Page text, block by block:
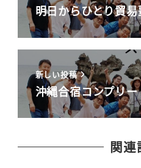
明日からひとり貿
新しい投稿
沖縄合宿コンプリ
関連